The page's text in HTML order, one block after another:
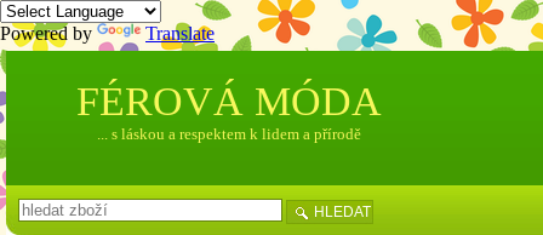
Powered by Translate
FÉROVÁ MÓDA
... s láskou a respektem k lidem a přírodě
HLEDAT